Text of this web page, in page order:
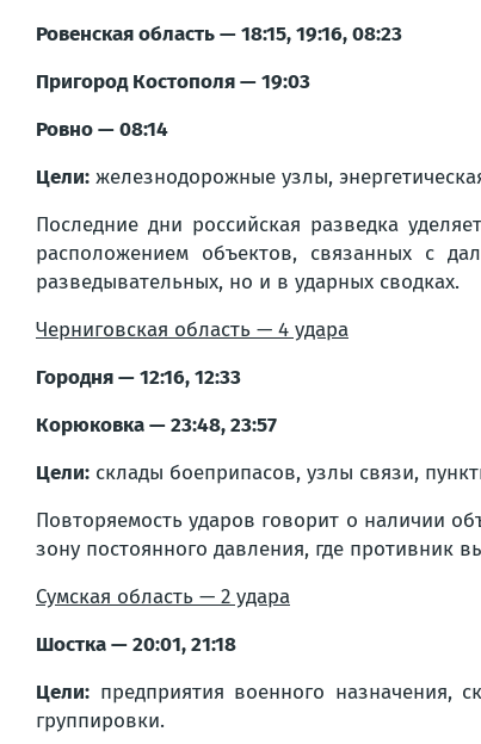
Ровенская область — 18:15, 19:16, 08:23
Пригород Костополя — 19:03
Ровно — 08:14
Цели: железнодорожные узлы,
Последние дни российская разведка
расположением объектов, связанных с
разведывательных, но и в ударных сводках.
Черниговская область — 4 удара
Городня — 12:16, 12:33
Корюковка — 23:48, 23:57
Цели: склады боеприпасов, узлы связи,
Повторяемость ударов говорит о наличии
зону постоянного давления, где противник
Сумская область — 2 удара
Шостка — 20:01, 21:18
Цели: предприятия военного назначения,
группировки.